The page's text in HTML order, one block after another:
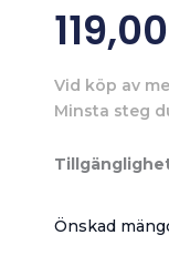
Vid köp av
Minsta steg
Önskad